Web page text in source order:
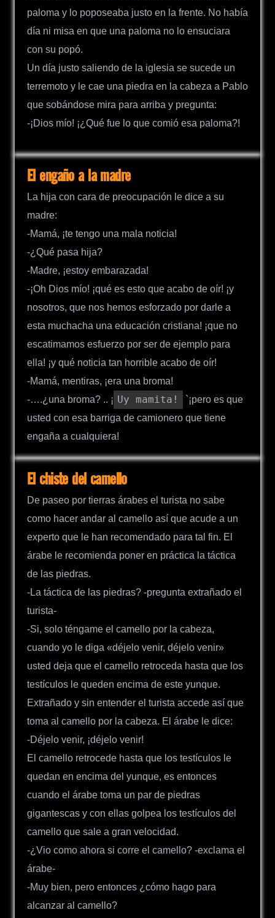
paloma y lo poposeaba justo en la frente. No había
día ni misa en que una paloma no lo ensuciara
con su popó.
Un día justo saliendo de la iglesia se sucede un
terremoto y le cae una piedra en la cabeza a Pablo
que sobándose mira para arriba y pregunta:
-¡Dios mío! ¡¿Qué fue lo que comió esa paloma?!
El engaño a la madre
La hija con cara de preocupación le dice a su
madre:
-Mamá, ¡te tengo una mala noticia!
-¿Qué pasa hija?
-Madre, ¡estoy embarazada!
-¡Oh Dios mío! ¡qué es esto que acabo de oír! ¡y
nosotros, que nos hemos esforzado por darle a
esta muchacha una educación cristiana! ¡que no
escatimamos esfuerzo por ser de ejemplo para
ella! ¡y qué noticia tan horrible acabo de oír!
-Mamá, mentiras, ¡era una broma!
-….¿una broma? .. ¡ Uy mamita!
`¡pero es que
usted con esa barriga de camionero que tiene
engaña a cualquiera!
El chiste del camello
De paseo por tierras árabes el turista no sabe
como hacer andar al camello así que acude a un
experto que le han recomendado para tal fin. El
árabe le recomienda poner en práctica la táctica
de las piedras.
-La táctica de las piedras? -pregunta extrañado el
turista-
-Si, solo téngame el camello por la cabeza,
cuando yo le diga «déjelo venir, déjelo venir»
usted deja que el camello retroceda hasta que los
testículos le queden encima de este yunque.
Extrañado y sin entender el turista accede así que
toma al camello por la cabeza. El árabe le dice:
-Déjelo venir, ¡déjelo venir!
El camello retrocede hasta que los testículos le
quedan en encima del yunque, es entonces
cuando el árabe toma un par de piedras
gigantescas y con ellas golpea los testículos del
camello que sale a gran velocidad.
-¿Vio como ahora si corre el camello? -exclama el
árabe-
-Muy bien, pero entonces ¿cómo hago para
alcanzar al camello?